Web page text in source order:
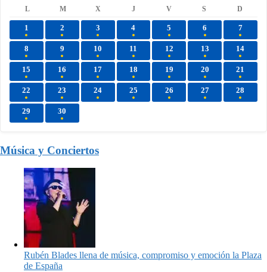
L M X J V S D
1 2 3 4 5 6 7
8 9 10 11 12 13 14
15 16 17 18 19 20 21
22 23 24 25 26 27 28
29 30
Música y Conciertos
Rubén Blades llena de música, compromiso y emoción la Plaza
de España